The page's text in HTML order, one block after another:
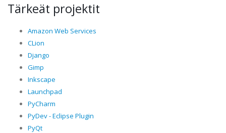
Tärkeät projektit
Amazon Web Services
CLion
Django
Gimp
Inkscape
Launchpad
PyCharm
PyDev - Eclipse Plugin
PyQt